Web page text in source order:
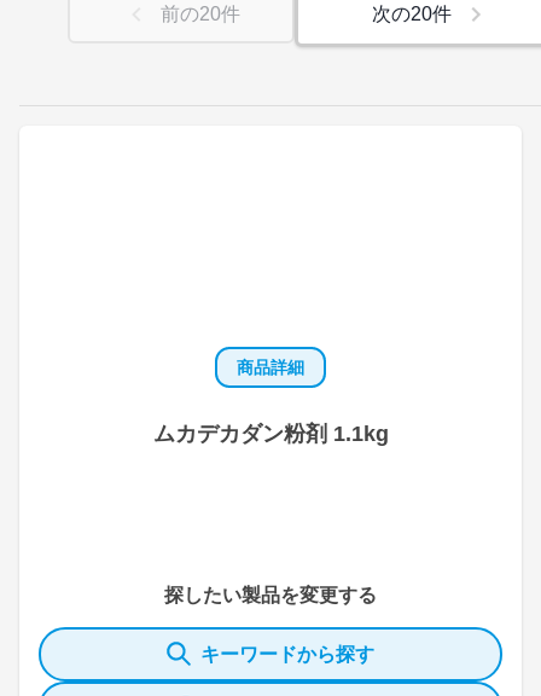
商品詳細
ムカデカダン粉剤 1.1kg
探したい製品を変更する
キーワードから探す
前の20件 次の20件